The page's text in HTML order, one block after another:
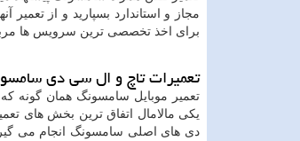
مجاز و استاندارد بسپارید و از تعمیر
برای اخذ تخصصی ترین سرویس ها
تعمیرات تاچ و ال سی دی
تعمیر موبایل سامسونگ همان گونه
یکی مالامال اتفاق ترین بخش های
دی های اصلی سامسونگ انجام می